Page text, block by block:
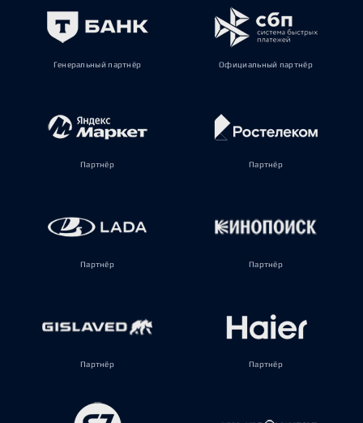
Генеральный партнёр Официальный партнёр
Партнёр Партнёр
Партнёр Партнёр
Партнёр Партнёр